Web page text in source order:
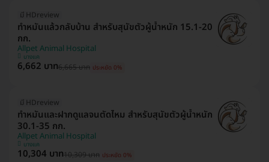
มี HDreview
ทำหมันแล้วกลับบ้าน สำหรับสุนัขตัวผู้น้ำหนัก 15.1-20
กก.
Allpet Animal Hospital
บางแค
6,662 บาท6,665 บาท ประหยัด 0%
มี HDreview
ทำหมันและฝากดูแลจนตัดไหม สำหรับสุนัขตัวผู้น้ำหนัก
30.1-35 กก.
Allpet Animal Hospital
บางแค
10,304 บาท10,309 บาท ประหยัด 0%